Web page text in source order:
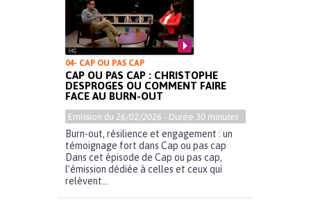
04- CAP OU PAS CAP
CAP OU PAS CAP : CHRISTOPHE
DESPROGES OU COMMENT FAIRE
FACE AU BURN-OUT
Emission du 26/02/2026 - Durée 30 minutes
Burn-out, résilience et engagement : un
témoignage fort dans Cap ou pas cap
Dans cet épisode de Cap ou pas cap,
l’émission dédiée à celles et ceux qui
relèvent...